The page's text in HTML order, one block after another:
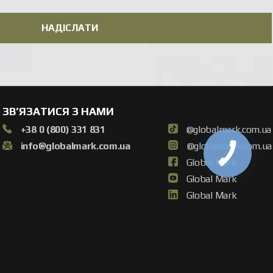
програмному забезпеченню та стабільності зв’язку.
конфігурації обладнання. Є можливість отримати
та безпечно.
НАДІСЛАТИ
ЗВ’ЯЗАТИСЯ З НАМИ
+38 0 (800) 331 831
info@globalmark.com.ua
@globalmark.com.ua
@globalmark.com.ua
Global Mark
Global Mark
Global Mark